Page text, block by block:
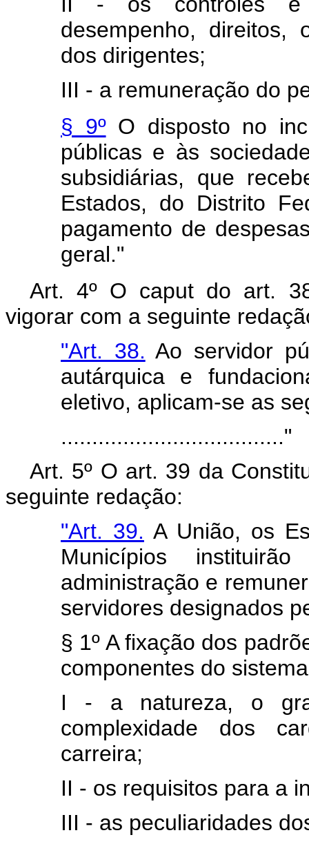
desempenho, direitos,
dos dirigentes;
III - a remuneração do
§ 9ºO disposto no
públicas e às
subsidiárias, que
Estados, do Distrito
pagamento de
geral."
Art. 4º O caput do art.
vigorar com a seguinte
"Art. 38. Ao servidor
autárquica e
eletivo, aplicam-se as
...................................."
Art. 5º O art. 39 da
seguinte redação:
"Art. 39. A União, os
Municípios
administração e
servidores designados
§ 1º A fixação dos
componentes do
I - a natureza, o
complexidade dos
carreira;
II - os requisitos para a
III - as peculiaridades